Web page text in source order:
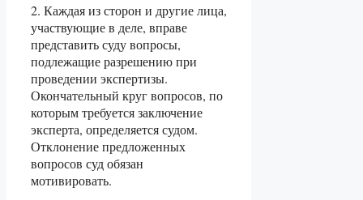
2. Каждая из сторон и другие лица,
участвующие в деле, вправе
представить суду вопросы,
подлежащие разрешению при
проведении экспертизы.
Окончательный круг вопросов, по
которым требуется заключение
эксперта, определяется судом.
Отклонение предложенных
вопросов суд обязан
мотивировать.